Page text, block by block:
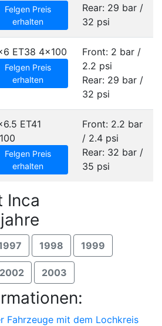
Felgen Preis
erhalten
Rear: 29 bar /
32 psi
ET38 4x100
Felgen Preis
erhalten
Front: 2 bar /
2.2 psi
Rear: 29 bar /
32 psi
ET41
Felgen Preis
erhalten
Front: 2.2 bar
/ 2.4 psi
Rear: 32 bar /
35 psi
Inca
1998 1999
2002 2003
Fahrzeuge mit dem Lochkreis